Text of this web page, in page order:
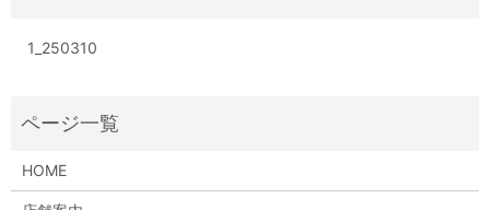
1_250310
HOME